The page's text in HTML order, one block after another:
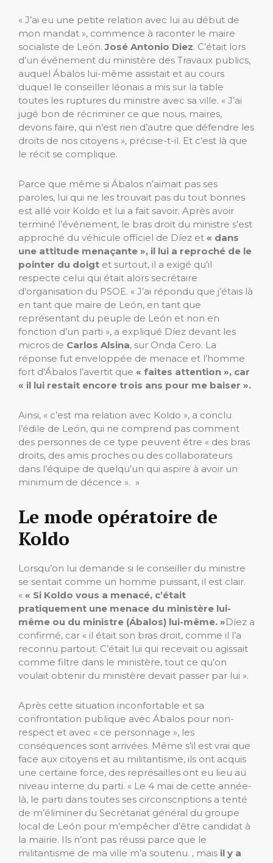
« J’ai eu une petite relation avec lui au début de
mon mandat », commence à raconter le maire
socialiste de León.José Antonio Diez. C’était lors
d’un événement du ministère des Travaux publics,
auquel Ábalos lui-même assistait et au cours
duquel le conseiller léonais a mis sur la table
toutes les ruptures du ministre avec sa ville. « J’ai
jugé bon de récriminer ce que nous, maires,
devons faire, qui n’est rien d’autre que défendre les
droits de nos citoyens », précise-t-il. Et c’est là que
le récit se complique.
Parce que même si Ábalos n’aimait pas ses
paroles, lui qui ne les trouvait pas du tout bonnes
est allé voir Koldo et lui a fait savoir. Après avoir
terminé l’événement, le bras droit du ministre s’est
approché du véhicule officiel de Díez et « dans
une attitude menaçante », il lui a reproché de le
pointer du doigt et surtout, il a exigé qu’il
respecte celui qui était alors secrétaire
d’organisation du PSOE. « J’ai répondu que j’étais là
en tant que maire de León, en tant que
représentant du peuple de León et non en
fonction d’un parti », a expliqué Díez devant les
micros de Carlos Alsina, sur Onda Cero. La
réponse fut enveloppée de menace et l’homme
fort d’Ábalos l’avertit que « faites attention », car
« il lui restait encore trois ans pour me baiser ».
Ainsi, « c’est ma relation avec Koldo », a conclu
l’édile de León, qui ne comprend pas comment
des personnes de ce type peuvent être « des bras
droits, des amis proches ou des collaborateurs
dans l’équipe de quelqu’un qui aspire à avoir un
minimum de décence ». »
Le mode opératoire de
Koldo
Lorsqu’on lui demande si le conseiller du ministre
se sentait comme un homme puissant, il est clair.
« « Si Koldo vous a menacé, c’était
pratiquement une menace du ministère lui-
même ou du ministre (Ábalos) lui-même. »Díez a
confirmé, car « il était son bras droit, comme il l’a
reconnu partout. C’était lui qui recevait ou agissait
comme filtre dans le ministère, tout ce qu’on
voulait obtenir du ministère devait passer par lui ».
Après cette situation inconfortable et sa
confrontation publique avec Ábalos pour non-
respect et avec « ce personnage », les
conséquences sont arrivées. Même s’il est vrai que
face aux citoyens et au militantisme, ils ont acquis
une certaine force, des représailles ont eu lieu au
niveau interne du parti. « Le 4 mai de cette année-
là, le parti dans toutes ses circonscriptions a tenté
de m’éliminer du Secrétariat général du groupe
local de León pour m’empêcher d’être candidat à
la mairie. Ils n’ont pas réussi parce que le
militantisme de ma ville m’a soutenu. , mais il y a